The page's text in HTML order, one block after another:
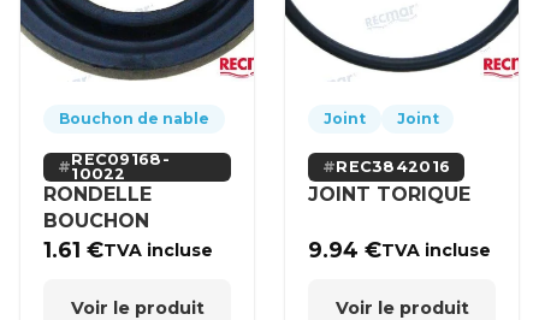
Bouchon de nable
REC09168-
10022
RONDELLE
BOUCHON
1.61€TVA incluse
Voir le produit
Joint Joint
REC3842016
JOINT TORIQUE
9.94€TVA incluse
Voir le produit